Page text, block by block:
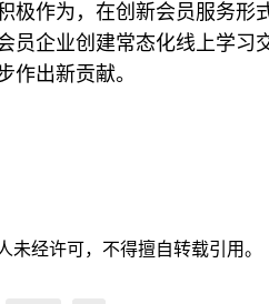
作为，在创新会员服务形
员企业创建常态化线上学习
作出新贡献。
经许可，不得擅自转载引用。